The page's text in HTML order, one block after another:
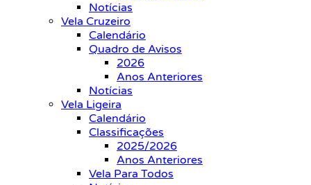
Notícias
Vela Cruzeiro
Calendário
Quadro de Avisos
2026
Anos Anteriores
Notícias
Vela Ligeira
Calendário
Classificações
2025/2026
Anos Anteriores
Vela Para Todos